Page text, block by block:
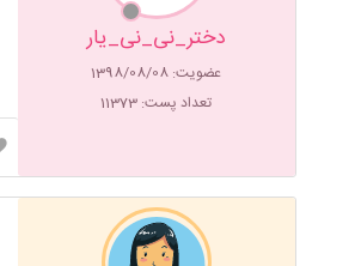
دختر_نی_نی_يار
عضویت: 1398/08/08
تعداد پست: 11373